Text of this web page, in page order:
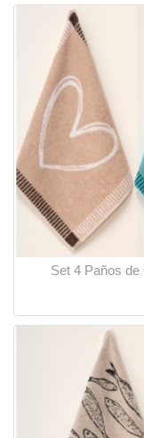
Set 4 Paños de